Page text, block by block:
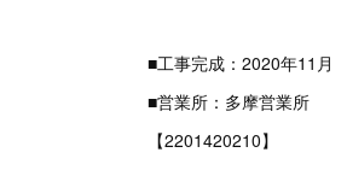
■工事完成：2020年11月
■営業所：多摩営業所
【2201420210】